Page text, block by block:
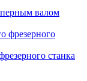
валом
станка